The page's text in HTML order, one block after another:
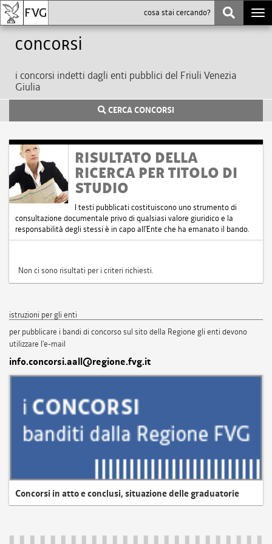
Concorsi
i concorsi indetti dagli enti pubblici del Friuli Venezia
Giulia
CERCA CONCORSI
RISULTATO DELLA
RICERCA PER TITOLO DI
STUDIO
I testi pubblicati costituiscono uno strumento di
consultazione documentale privo di qualsiasi valore giuridico e la
responsabilità degli stessi è in capo all'Ente che ha emanato il bando.
Non ci sono risultati per i criteri richiesti.
istruzioni per gli enti
per pubblicare i bandi di concorso sul sito della Regione gli enti devono
utilizzare l'e-mail
info.concorsi.aall@regione.fvg.it
Concorsi in atto e conclusi, situazione delle graduatorie